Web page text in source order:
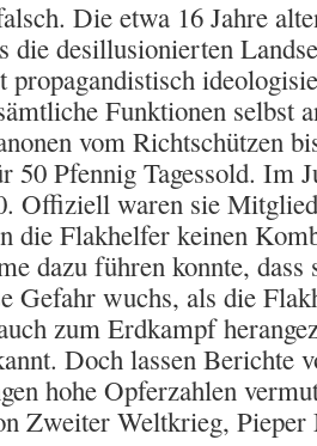
Die etwa 16 Jahre
die desillusionierten
propagandistisch
Funktionen selbst
vom Richtschützen
50 Pfennig Tagessold. Im
Offiziell waren sie
die Flakhelfer keinen
dazu führen konnte,
Gefahr wuchs, als die
zum Erdkampf
Doch lassen Berichte
hohe Opferzahlen
Zweiter Weltkrieg, Pieper